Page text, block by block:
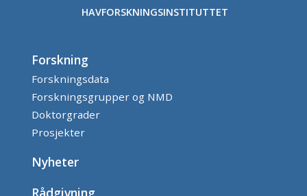
HAVFORSKNINGSINSTITUTTET
Forskning
Forskningsdata
Forskningsgrupper og NMD
Doktorgrader
Prosjekter
Nyheter
Rådgivning